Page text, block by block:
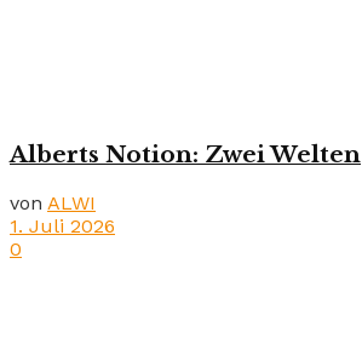
Alberts Notion: Zwei Welten
von ALWI
1. Juli 2026
0